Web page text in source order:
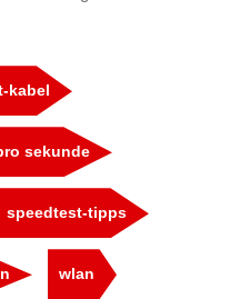
kabel
sekunde
speedtest-tipps
wlan